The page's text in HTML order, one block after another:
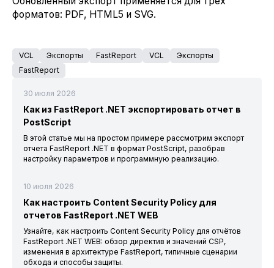
форматов: PDF, HTML5 и SVG.
VCL Экспорты FastReport VCL
Экспорты
FastReport
30 июля 2026
Как из FastReport .NET экспортировать отчет в
PostScript
В этой статье мы на простом примере рассмотрим экспорт
отчета FastReport .NET в формат PostScript, разобрав
настройку параметров и программную реализацию.
10 июля 2026
Как настроить Content Security Policy для
отчетов FastReport .NET WEB
Узнайте, как настроить Content Security Policy для отчётов
FastReport .NET WEB: обзор директив и значений CSP,
изменения в архитектуре FastReport, типичные сценарии
обхода и способы защиты.